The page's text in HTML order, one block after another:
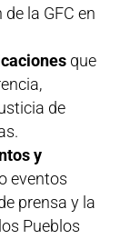
la GFC en
que
de
y
eventos
prensa y la
Pueblos